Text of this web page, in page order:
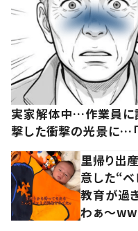
実家解体中…作業員に
撃した衝撃の光景に…「
里帰り出
意した“
教育が過
わぁ～ww